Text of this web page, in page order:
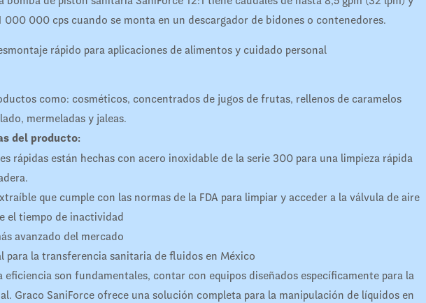
000 000 cps cuando se monta en un descargador de bidones o contenedores.
rápido para aplicaciones de alimentos y cuidado personal
como: cosméticos, concentrados de jugos de frutas, rellenos de caramelos
mermeladas y jaleas.
del producto:
rápidas están hechas con acero inoxidable de la serie 300 para una limpieza rápida
que cumple con las normas de la FDA para limpiar y acceder a la válvula de aire
el tiempo de inactividad
avanzado del mercado
para la transferencia sanitaria de fluidos en México
eficiencia son fundamentales, contar con equipos diseñados específicamente para la
Graco SaniForce ofrece una solución completa para la manipulación de líquidos en